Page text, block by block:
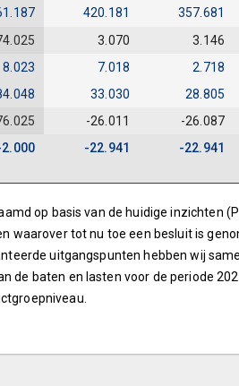
420.181 357.681
3.070 3.146
8.023 7.018 2.718
33.030 28.805
-26.011 -26.087
-22.941 -22.941
op basis van de huidige inzichten
waarover tot nu toe een besluit is
uitgangspunten hebben wij
de baten en lasten voor de periode